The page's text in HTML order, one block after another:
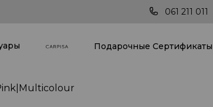
Последние тренды всегда под рукой!
061 211 011
Подарочные Cертификаты